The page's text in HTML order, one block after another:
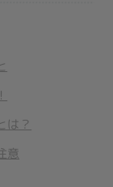
は？
意